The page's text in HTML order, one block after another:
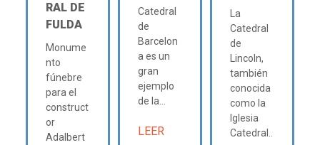
RAL DE
FULDA
Monume
nto
fúnebre
para el
construct
or
Adalbert
Catedral
de
Barcelon
a es un
gran
ejemplo
de la...
LEER
La
Catedral
de
Lincoln,
también
conocida
como la
Iglesia
Catedral..